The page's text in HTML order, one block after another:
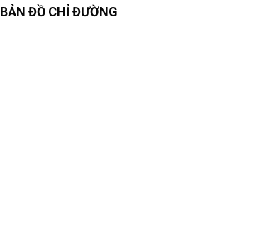
BẢN ĐỒ CHỈ ĐƯỜNG